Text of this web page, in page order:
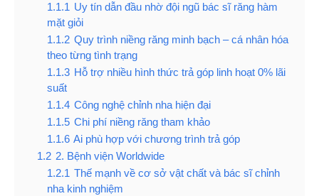
1.1.1 Uy tín dẫn đầu nhờ đội ngũ bác sĩ răng hàm
mặt giỏi
1.1.2 Quy trình niềng răng minh bạch – cá nhân hóa
theo từng tình trạng
1.1.3 Hỗ trợ nhiều hình thức trả góp linh hoạt 0% lãi
suất
1.1.4 Công nghệ chỉnh nha hiện đại
1.1.5 Chi phí niềng răng tham khảo
1.1.6 Ai phù hợp với chương trình trả góp
1.2 2. Bệnh viện Worldwide
1.2.1 Thế mạnh về cơ sở vật chất và bác sĩ chỉnh
nha kinh nghiệm